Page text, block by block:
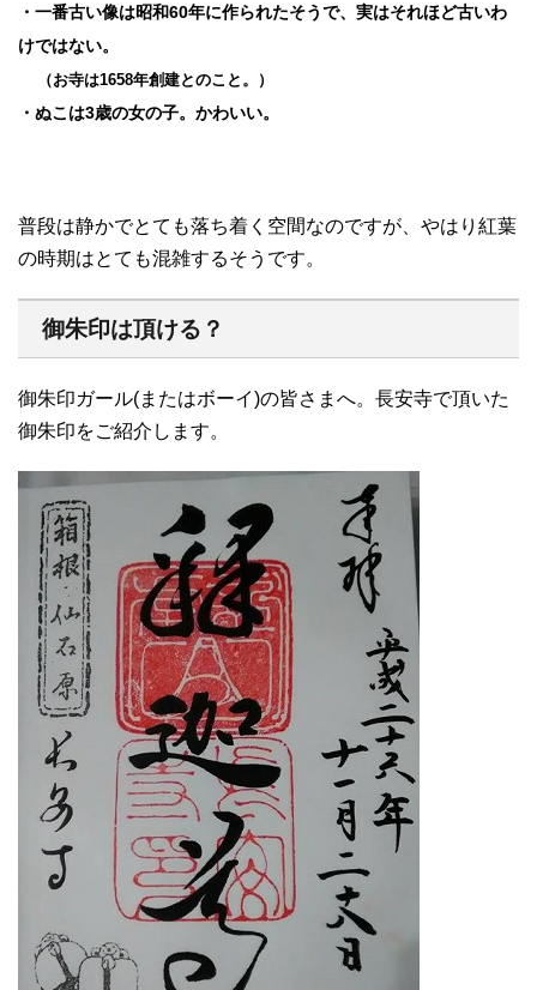
・一番古い像は昭和60年に作られたそうで、実はそれほど古いわ
けではない。
（お寺は1658年創建とのこと。）
・ぬこは3歳の女の子。かわいい。
普段は静かでとても落ち着く空間なのですが、やはり紅葉
の時期はとても混雑するそうです。
御朱印は頂ける？
御朱印ガール(またはボーイ)の皆さまへ。長安寺で頂いた
御朱印をご紹介します。